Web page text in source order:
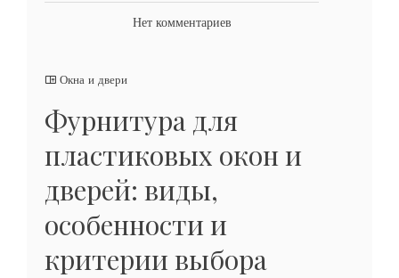
Нет комментариев
Окна и двери
Фурнитура для
пластиковых окон и
дверей: виды,
особенности и
критерии выбора